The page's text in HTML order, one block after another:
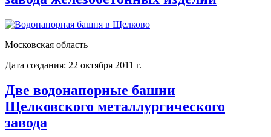
Московская область
Дата создания: 22 октября 2011 г.
Две водонапорные башни
Щелковского металлургического
завода